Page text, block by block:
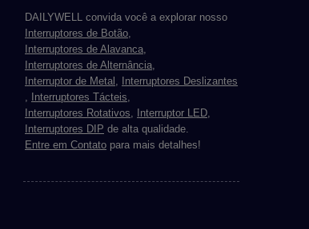
DAILYWELL convida você a explorar nosso
Interruptores de Botão,
Interruptores de Alavanca,
Interruptores de Alternância,
Interruptor de Metal ,
Interruptores Deslizantes
,
Interruptores Tácteis,
Interruptores Rotativos, Interruptor LED,
Interruptores DIP de alta qualidade.
Entre em Contato para mais detalhes!